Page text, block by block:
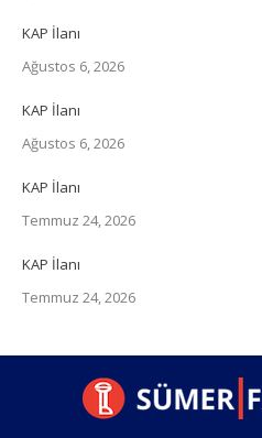
KAP İlanı
Ağustos 6, 2026
KAP İlanı
Ağustos 6, 2026
KAP İlanı
Temmuz 24, 2026
KAP İlanı
Temmuz 24, 2026